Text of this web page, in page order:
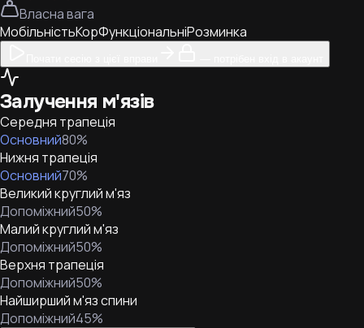
Власна вага
МобільністьКорФункціональніРозминка
Залучення м'язів
Середня трапеція
Основний80%
Нижня трапеція
Основний70%
Великий круглий м'яз
Допоміжний50%
Малий круглий м'яз
Допоміжний50%
Верхня трапеція
Допоміжний50%
Найширший м'яз спини
Допоміжний45%